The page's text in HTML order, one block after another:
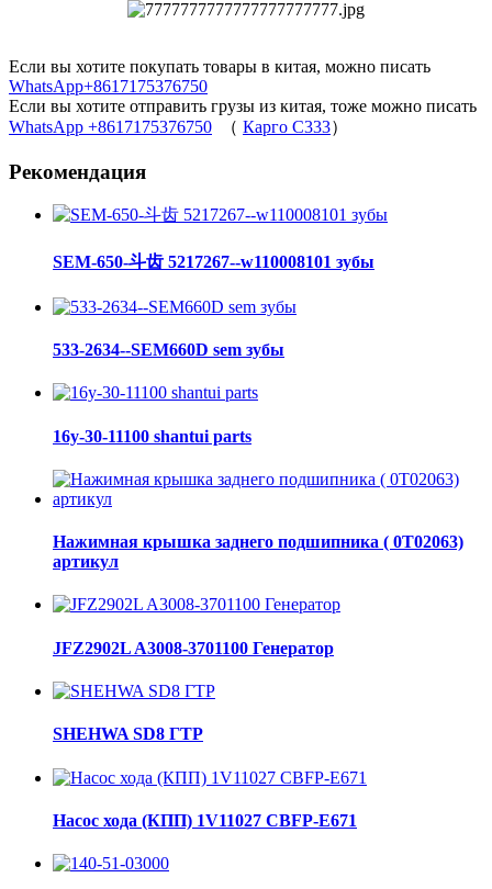
Если вы хотите покупать товары в китая, можно писать
WhatsApp+8617175376750
Если вы хотите отправить грузы из китая, тоже можно писать
WhatsApp +8617175376750 （ Карго C333）
Рекомендация
SEM-650-斗齿 5217267--w110008101 зубы
533-2634--SEM660D sem зубы
16y-30-11100 shantui parts
Нажимная крышка заднего подшипника ( 0Т02063)
артикул
JFZ2902L A3008-3701100 Генератор
SHEHWA SD8 ГТР
Насос хода (КПП) 1V11027 CBFP-E671